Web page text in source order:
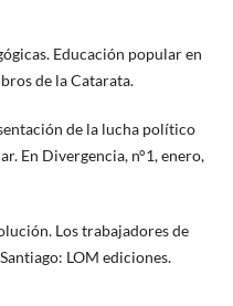
Educación popular en
de la Catarata.
de la lucha político
En Divergencia, n°1, enero,
Los trabajadores de
LOM ediciones.